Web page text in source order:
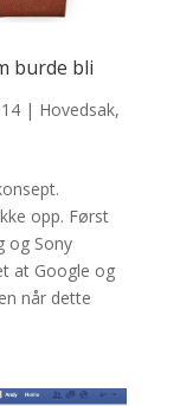
burde bli
| Hovedsak,
opp. Først
og Sony
at Google og
når dette